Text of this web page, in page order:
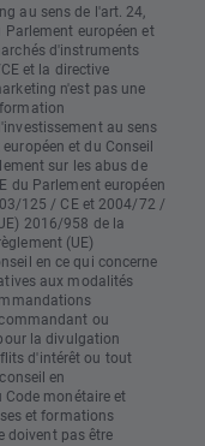
au sens de l'art. 24,
européen et
d'instruments
et la directive
n'est pas une
au sens
et du Conseil
sur les abus de
du Parlement européen
125 / CE et 2004/72 /
2016/958 de la
(UE)
en ce qui concerne
aux modalités
ou
la divulgation
d'intérêt ou tout
en
Code monétaire et
et formations
doivent pas être